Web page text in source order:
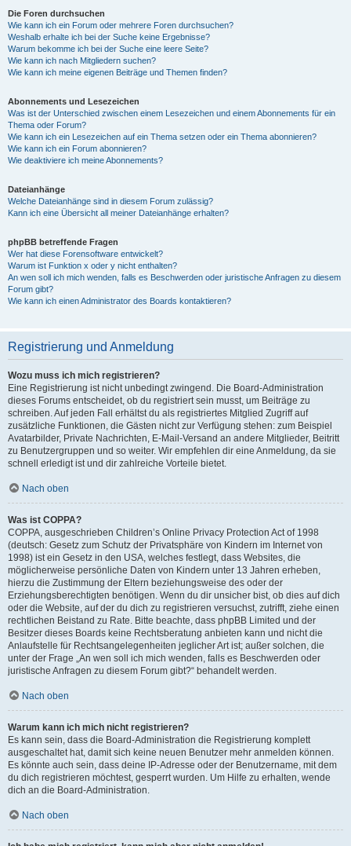
Die Foren durchsuchen
Wie kann ich ein Forum oder mehrere Foren durchsuchen?
Weshalb erhalte ich bei der Suche keine Ergebnisse?
Warum bekomme ich bei der Suche eine leere Seite?
Wie kann ich nach Mitgliedern suchen?
Wie kann ich meine eigenen Beiträge und Themen finden?
Abonnements und Lesezeichen
Was ist der Unterschied zwischen einem Lesezeichen und einem Abonnements für ein
Thema oder Forum?
Wie kann ich ein Lesezeichen auf ein Thema setzen oder ein Thema abonnieren?
Wie kann ich ein Forum abonnieren?
Wie deaktiviere ich meine Abonnements?
Dateianhänge
Welche Dateianhänge sind in diesem Forum zulässig?
Kann ich eine Übersicht all meiner Dateianhänge erhalten?
phpBB betreffende Fragen
Wer hat diese Forensoftware entwickelt?
Warum ist Funktion x oder y nicht enthalten?
An wen soll ich mich wenden, falls es Beschwerden oder juristische Anfragen zu diesem
Forum gibt?
Wie kann ich einen Administrator des Boards kontaktieren?
Registrierung und Anmeldung
Wozu muss ich mich registrieren?
Eine Registrierung ist nicht unbedingt zwingend. Die Board-Administration
dieses Forums entscheidet, ob du registriert sein musst, um Beiträge zu
schreiben. Auf jeden Fall erhältst du als registriertes Mitglied Zugriff auf
zusätzliche Funktionen, die Gästen nicht zur Verfügung stehen: zum Beispiel
Avatarbilder, Private Nachrichten, E-Mail-Versand an andere Mitglieder, Beitritt
zu Benutzergruppen und so weiter. Wir empfehlen dir eine Anmeldung, da sie
schnell erledigt ist und dir zahlreiche Vorteile bietet.
Nach oben
Was ist COPPA?
COPPA, ausgeschrieben Children’s Online Privacy Protection Act of 1998
(deutsch: Gesetz zum Schutz der Privatsphäre von Kindern im Internet von
1998) ist ein Gesetz in den USA, welches festlegt, dass Websites, die
möglicherweise persönliche Daten von Kindern unter 13 Jahren erheben,
hierzu die Zustimmung der Eltern beziehungsweise des oder der
Erziehungsberechtigten benötigen. Wenn du dir unsicher bist, ob dies auf dich
oder die Website, auf der du dich zu registrieren versuchst, zutrifft, ziehe einen
rechtlichen Beistand zu Rate. Bitte beachte, dass phpBB Limited und der
Besitzer dieses Boards keine Rechtsberatung anbieten kann und nicht die
Anlaufstelle für Rechtsangelegenheiten jeglicher Art ist; außer solchen, die
unter der Frage „An wen soll ich mich wenden, falls es Beschwerden oder
juristische Anfragen zu diesem Forum gibt?“ behandelt werden.
Nach oben
Warum kann ich mich nicht registrieren?
Es kann sein, dass die Board-Administration die Registrierung komplett
ausgeschaltet hat, damit sich keine neuen Benutzer mehr anmelden können.
Es könnte auch sein, dass deine IP-Adresse oder der Benutzername, mit dem
du dich registrieren möchtest, gesperrt wurden. Um Hilfe zu erhalten, wende
dich an die Board-Administration.
Nach oben